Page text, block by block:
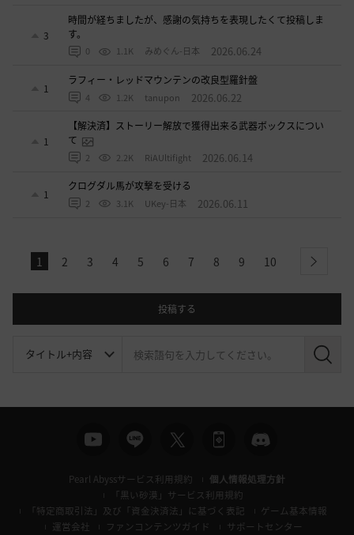
3
時間が経ちましたが、感謝の気持ちを表現したくて投稿しま
す。
0 1.1K みめぐん-日本 2026.06.24
1
ラフィー・レッドマウンテンの改良型羅針盤
4 1.2K tanupon 2026.06.22
1
【解決済】ストーリー解放で獲得出来る武器ボックスについ
て
2 2.2K RiAUltifight 2026.06.14
1
クログダル馬が攻撃を受ける
2 3.1K UKey-日本 2026.06.11
1 2 3 4 5 6 7 8 9 10 next
投稿する
検
Pearl Abyssサービス利用規約
個人情報処理方針
「黒い砂漠」サービス利用規約
「特定商取引法」及び「資金決済法」に基づく表記
ゲーム基本情報
運営会社
ファンコンテンツガイド
サポートセンター